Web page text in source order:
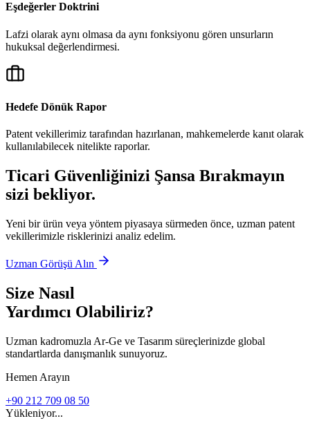
Eşdeğerler Doktrini
Lafzi olarak aynı olmasa da aynı fonksiyonu gören unsurların
hukuksal değerlendirmesi.
Hedefe Dönük Rapor
Patent vekillerimiz tarafından hazırlanan, mahkemelerde kanıt olarak
kullanılabilecek nitelikte raporlar.
Ticari Güvenliğinizi Şansa Bırakmayın
sizi bekliyor.
Yeni bir ürün veya yöntem piyasaya sürmeden önce, uzman patent
vekillerimizle risklerinizi analiz edelim.
Uzman Görüşü Alın
Size Nasıl
Yardımcı Olabiliriz?
Uzman kadromuzla Ar-Ge ve Tasarım süreçlerinizde global
standartlarda danışmanlık sunuyoruz.
Hemen Arayın
+90 212 709 08 50
Yükleniyor...